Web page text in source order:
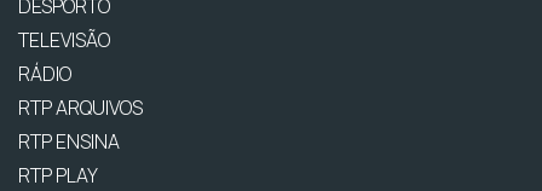
DESPORTO
TELEVISÃO
RÁDIO
RTP ARQUIVOS
RTP ENSINA
RTP PLAY